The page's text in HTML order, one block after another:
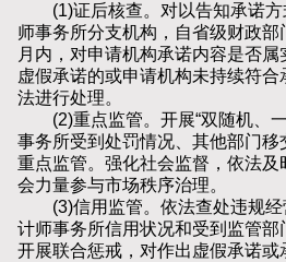
(1)证后核查。对以告知承诺方
师事务所分支机构，自省级财政
月内，对申请机构承诺内容是否
虚假承诺的或申请机构未持续符
法进行处理。
(2)重点监管。开展“双随机、一
事务所受到处罚情况、其他部门
重点监管。强化社会监督，依法
会力量参与市场秩序治理。
(3)信用监管。依法查处违规经
计师事务所信用状况和受到监管
开展联合惩戒，对作出虚假承诺